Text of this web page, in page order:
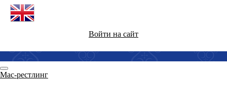
Войти на сайт
Мас-рестлинг